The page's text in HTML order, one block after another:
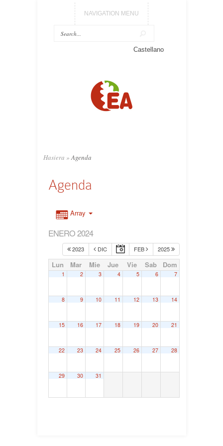
NAVIGATION MENU
Castellano
Hasiera » Agenda
Agenda
Array
ENERO 2024
2023 DIC FEB 2025
Lun Mar Mie Jue Vie Sab Dom
1 2 3 4 5 6 7
8 9 10 11 12 13 14
15 16 17 18 19 20 21
22 23 24 25 26 27 28
29 30 31